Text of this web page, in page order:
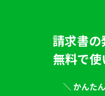
請求書の
無料で使
＼ かんた